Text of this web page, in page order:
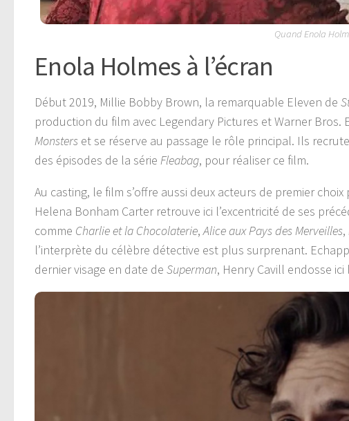
Quand Enola
Enola Holmes à l’écran
Début 2019, Millie Bobby Brown, la remarquable Eleven de
production du film avec Legendary Pictures et Warner
Monsters et se réserve au passage le rôle principal. Ils
des épisodes de la série Fleabag, pour réaliser ce film.
Au casting, le film s’offre aussi deux acteurs de premier
Helena Bonham Carter retrouve ici l’excentricité de ses
comme Charlie et la Chocolaterie,Alice aux Pays des Merveilles,
l’interprète du célèbre détective est plus surprenant.
dernier visage en date de Superman, Henry Cavill endosse